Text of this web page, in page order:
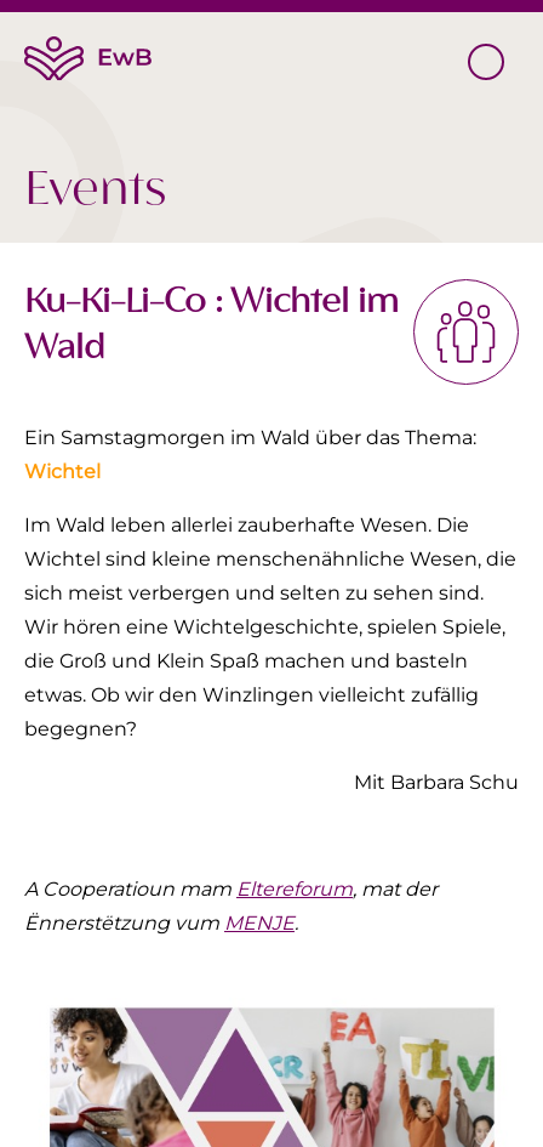
Events
Ku-Ki-Li-Co : Wichtel im
Wald
Ein Samstagmorgen im Wald über das Thema:
Wichtel
Im Wald leben allerlei zauberhafte Wesen. Die
Wichtel sind kleine menschenähnliche Wesen, die
sich meist verbergen und selten zu sehen sind.
Wir hören eine Wichtelgeschichte, spielen Spiele,
die Groß und Klein Spaß machen und basteln
etwas. Ob wir den Winzlingen vielleicht zufällig
begegnen?
Mit Barbara Schu
A Cooperatioun mam Eltereforum, mat der
Ënnerstëtzung vum MENJE.